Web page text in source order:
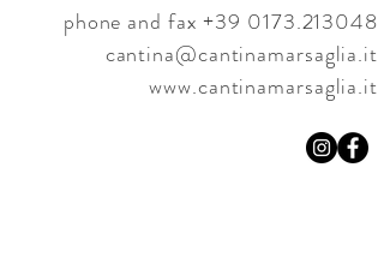
phone and fax +39 0173.213048
cantina@cantinamarsaglia.it
www.cantinamarsaglia.it